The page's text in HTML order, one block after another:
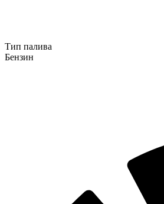
Тип палива
Бензин